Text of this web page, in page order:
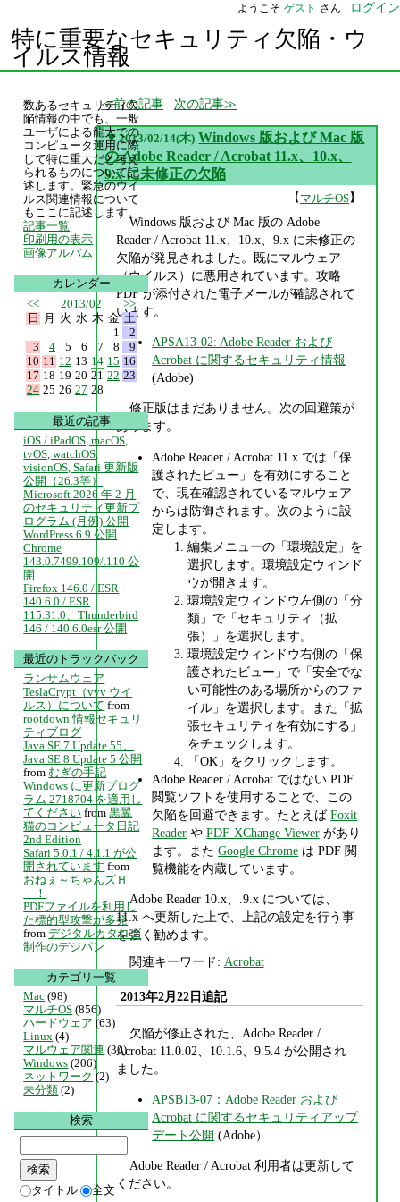
ようこそ ゲスト さん ログイン
特に重要なセキュリティ欠陥・ウ
イルス情報
前の記事 次の記事
▼ 2013/02/14(木) Windows 版および Mac 版
の Adobe Reader / Acrobat 11.x、10.x、
9.x に未修正の欠陥
【マルチOS】
Windows 版および Mac 版の Adobe
Reader / Acrobat 11.x、10.x、9.x に未修正の
欠陥が発見されました。既にマルウェア
（ウイルス）に悪用されています。攻略
PDF が添付された電子メールが確認されて
います。
APSA13-02: Adobe Reader および
Acrobat に関するセキュリティ情報
(Adobe)
修正版はまだありません。次の回避策が
あります。
Adobe Reader / Acrobat 11.x では「保
護されたビュー」を有効にすること
で、現在確認されているマルウェア
からは防御されます。次のように設
定します。
編集メニューの「環境設定」を
選択します。環境設定ウィンド
ウが開きます。
環境設定ウィンドウ左側の「分
類」で「セキュリティ（拡
張）」を選択します。
環境設定ウィンドウ右側の「保
護されたビュー」で「安全でな
い可能性のある場所からのファ
イル」を選択します。また「拡
張セキュリティを有効にする」
をチェックします。
「OK」をクリックします。
Adobe Reader / Acrobat ではない PDF
閲覧ソフトを使用することで、この
欠陥を回避できます。たとえばFoxit
Reader やPDF-XChange Viewer があり
ます。またGoogle Chrome は PDF 閲
覧機能を内蔵しています。
Adobe Reader 10.x、.9.x については、
11.x へ更新した上で、上記の設定を行う事
を強く勧めます。
関連キーワード: Acrobat
2013年2月22日追記
欠陥が修正された、Adobe Reader /
Acrobat 11.0.02、10.1.6、9.5.4 が公開され
ました。
APSB13-07：Adobe Reader および
Acrobat に関するセキュリティアップ
デート公開 (Adobe）
Adobe Reader / Acrobat 利用者は更新して
ください。
数あるセキュリティ欠
陥情報の中でも、一般
ユーザによる龍大での
コンピュータ運用に際
して特に重大だと考え
られるものについて記
述します。緊急のウイ
ルス関連情報について
もここに記述します。
記事一覧
印刷用の表示
画像アルバム
カレンダー
<<
2013/02
>>
日
月 火 水 木 金 土
1
2
3
4 5 6 7 8
9
10 11 12 13 14 15 16
17 18 19 20 21 22 23
24 25 26 27 28
最近の記事
iOS / iPadOS, macOS,
tvOS, watchOS,
visionOS, Safari 更新版
公開（26.3等）
Microsoft 2026 年 2 月
のセキュリティ更新プ
ログラム (月例) 公開
WordPress 6.9 公開
Chrome
143.0.7499.109/.110 公
開
Firefox 146.0 / ESR
140.6.0 / ESR
115.31.0、Thunderbird
146 / 140.6.0esr 公開
最近のトラックバック
ランサムウェア
TeslaCrypt（vvv ウイ
ルス）について from
rootdown 情報セキュリ
ティブログ
Java SE 7 Update 55、
Java SE 8 Update 5 公開
from むぎの手記
Windows に更新プログ
ラム 2718704 を適用し
てください from 黒翼
猫のコンピュータ日記
2nd Edition
Safari 5.0.1 / 4.1.1 が公
開されています from
おねぇ～ちゃんズＨ
ｉ！
PDFファイルを利用し
た標的型攻撃が多発
from デジタルカタログ
制作のデジパン
カテゴリ一覧
Mac (98)
マルチOS (856)
ハードウェア (63)
Linux (4)
マルウェア関連 (30)
Windows (206)
ネットワーク (2)
未分類 (2)
検索
タイトル 全文